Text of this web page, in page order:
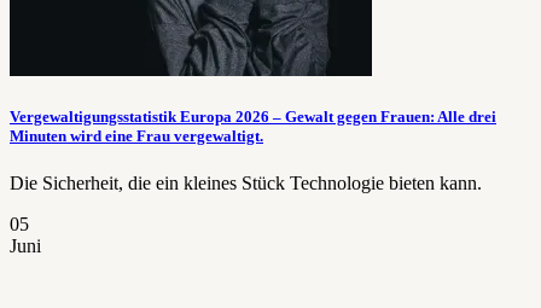
Vergewaltigungsstatistik Europa 2026 – Gewalt gegen Frauen: Alle drei
Minuten wird eine Frau vergewaltigt.
Die Sicherheit, die ein kleines Stück Technologie bieten kann.
05
Juni